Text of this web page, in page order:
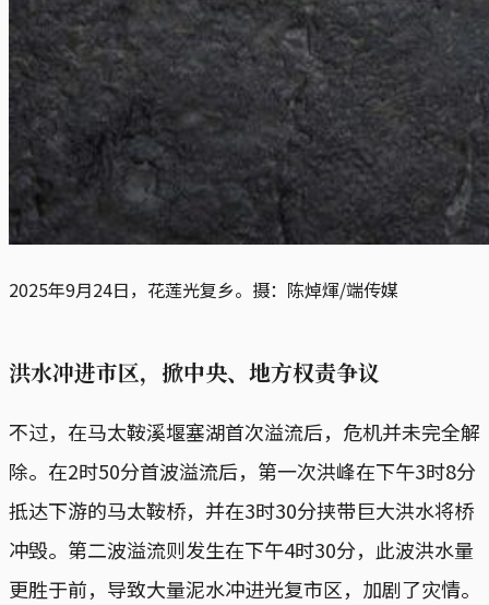
2025年9月24日，花莲光复乡。摄：陈焯煇/端传媒
洪水冲进市区，掀中央、地方权责争议
不过，在马太鞍溪堰塞湖首次溢流后，危机并未完全解
除。在2时50分首波溢流后，第一次洪峰在下午3时8分
抵达下游的马太鞍桥，并在3时30分挟带巨大洪水将桥
冲毁。第二波溢流则发生在下午4时30分，此波洪水量
更胜于前，导致大量泥水冲进光复市区，加剧了灾情。